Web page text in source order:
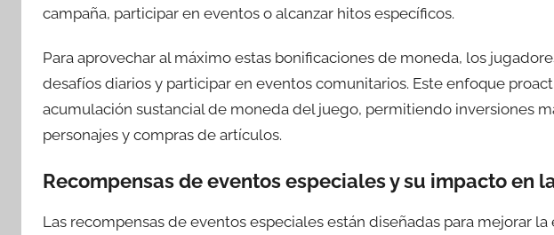
campaña, participar en eventos o alcanzar hitos específicos.
Para aprovechar al máximo estas bonificaciones de moneda, los
desafíos diarios y participar en eventos comunitarios. Este enfoque
acumulación sustancial de moneda del juego, permitiendo inversiones
personajes y compras de artículos.
Recompensas de eventos especiales y su impacto en
Las recompensas de eventos especiales están diseñadas para mejorar